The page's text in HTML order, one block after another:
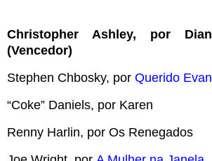
Christopher Ashley, por
(Vencedor)
Stephen Chbosky, por Querido
“Coke” Daniels, por Karen
Renny Harlin, por Os Renegados